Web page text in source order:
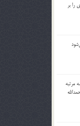
را بر
مي‌شود
مرتبه